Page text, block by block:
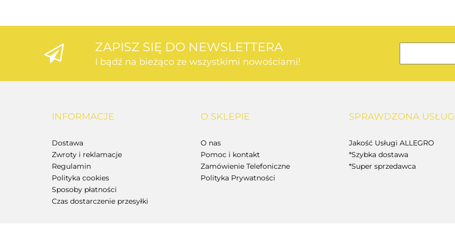
BOSCH
ZAPISZ SIĘ DO NEWSLETTERA
I bądź na bieżąco ze wszystkimi nowościami!
INFORMACJE
Dostawa
Zwroty i reklamacje
Regulamin
Polityka cookies
Sposoby płatności
Czas dostarczenie przesyłki
O SKLEPIE
O nas
Pomoc i kontakt
Zamówienie Telefoniczne
Polityka Prywatności
SPRAWDZONA
Jakość Usługi ALLEGRO
*Szybka dostawa
*Super sprzedawca